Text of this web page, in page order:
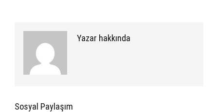
Yazar hakkında
Sosyal Paylaşım